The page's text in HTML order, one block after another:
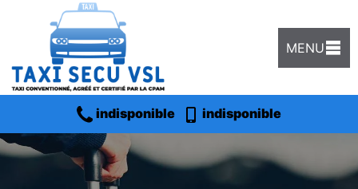
MENU
indisponible indisponible